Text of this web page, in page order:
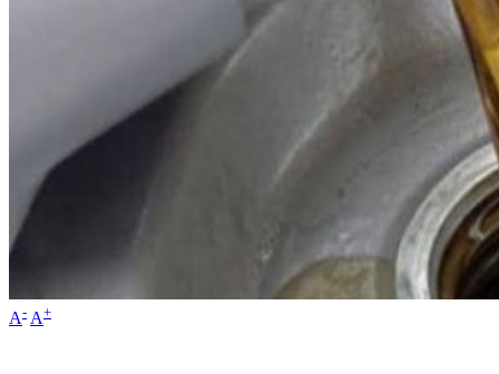
A- A+